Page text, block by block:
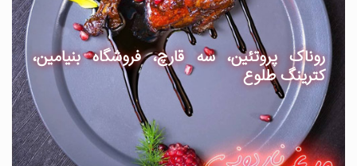
روناک پروتئین، سه قارچ، فروشگاه بنیامین،
کترینگ طلوع